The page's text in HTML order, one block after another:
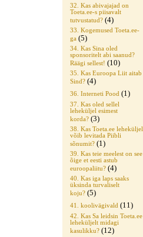
32. Kas abivajajad on
Toeta.ee-s piisavalt
tutvustatud? (4)
33. Kogemused Toeta.ee-
ga (5)
34. Kas Sina oled
sponsoritelt abi saanud?
Räägi sellest! (10)
35. Kas Euroopa Liit aitab
Sind? (4)
36. Interneti Pood (1)
37. Kas oled sellel
leheküljel esimest
korda? (3)
38. Kas Toeta.ee leheküljel
võib levitada Piibli
sõnumit? (1)
39. Kas teie meelest on see
õige et eesti astub
euroopaliitu? (4)
40. Kas iga laps saaks
üksinda turvaliselt
koju? (5)
41. koolivägivald (11)
42. Kas Sa leidsin Toeta.ee
leheküljelt midagi
kasulikku? (12)